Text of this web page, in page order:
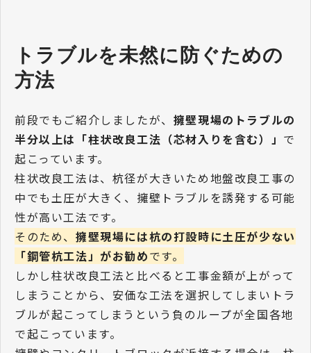
トラブルを未然に防ぐための
方法
前段でもご紹介しましたが、 擁壁現場のトラブルの
半分以上は「柱状改良工法（芯材入りを含む）」 で
起こっています。
柱状改良工法は、杭径が大きいため地盤改良工事の
中でも土圧が大きく、擁壁トラブルを誘発する可能
性が高い工法です。
そのため、 擁壁現場には杭の打設時に土圧が少ない
「鋼管杭工法」がお勧めです。
しかし柱状改良工法と比べると工事金額が上がって
しまうことから、安価な工法を選択してしまいトラ
ブルが起こってしまうという負のループが全国各地
で起こっています。